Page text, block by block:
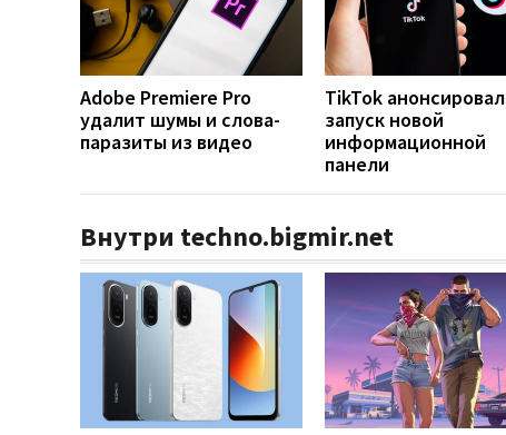
Adobe Premiere Pro
удалит шумы и слова-
паразиты из видео
TikTok анонсировал
запуск новой
информационной
панели
Внутри techno.bigmir.net